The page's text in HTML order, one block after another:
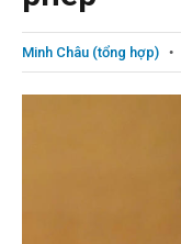
Minh Châu (tổng hợp)